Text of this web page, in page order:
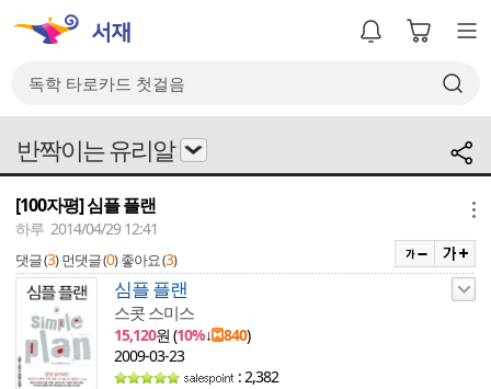
반짝이는 유리알
[100자평] 심플 플랜
하루 2014/04/29 12:41
댓글 (3) 먼댓글 (0) 좋아요 (3)
심플 플랜
스콧 스미스
15,120원 (10%↓ 840)
2009-03-23
: 2,382